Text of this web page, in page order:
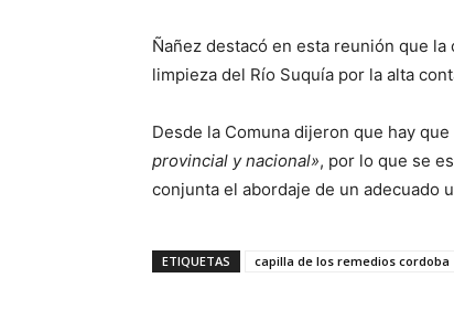
Ñañez destacó en esta reunión que
limpieza del Río Suquía por la alta
Desde la Comuna dijeron que hay
provincial y nacional», por lo que se
conjunta el abordaje de un adecuado
ETIQUETAS capilla de los remedios cordoba